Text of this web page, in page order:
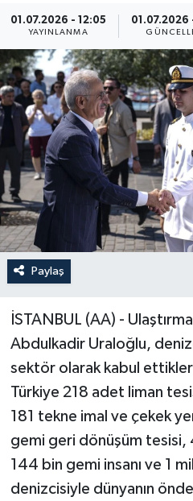
01.07.2026 - 12:05
YAYINLANMA
01.07.2026
Paylaş
İSTANBUL (AA) -
Abdulkadir Uraloğlu,
sektör olarak kabul
Türkiye 218 adet liman
181 tekne imal ve çekek
gemi geri dönüşüm tesisi,
144 bin gemi insanı ve 1
denizcisiyle dünyanın
GÜNCEL
SPOR
YAŞAM
Yerel